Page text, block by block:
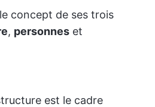
concept de ses trois
, personnes et
est le cadre